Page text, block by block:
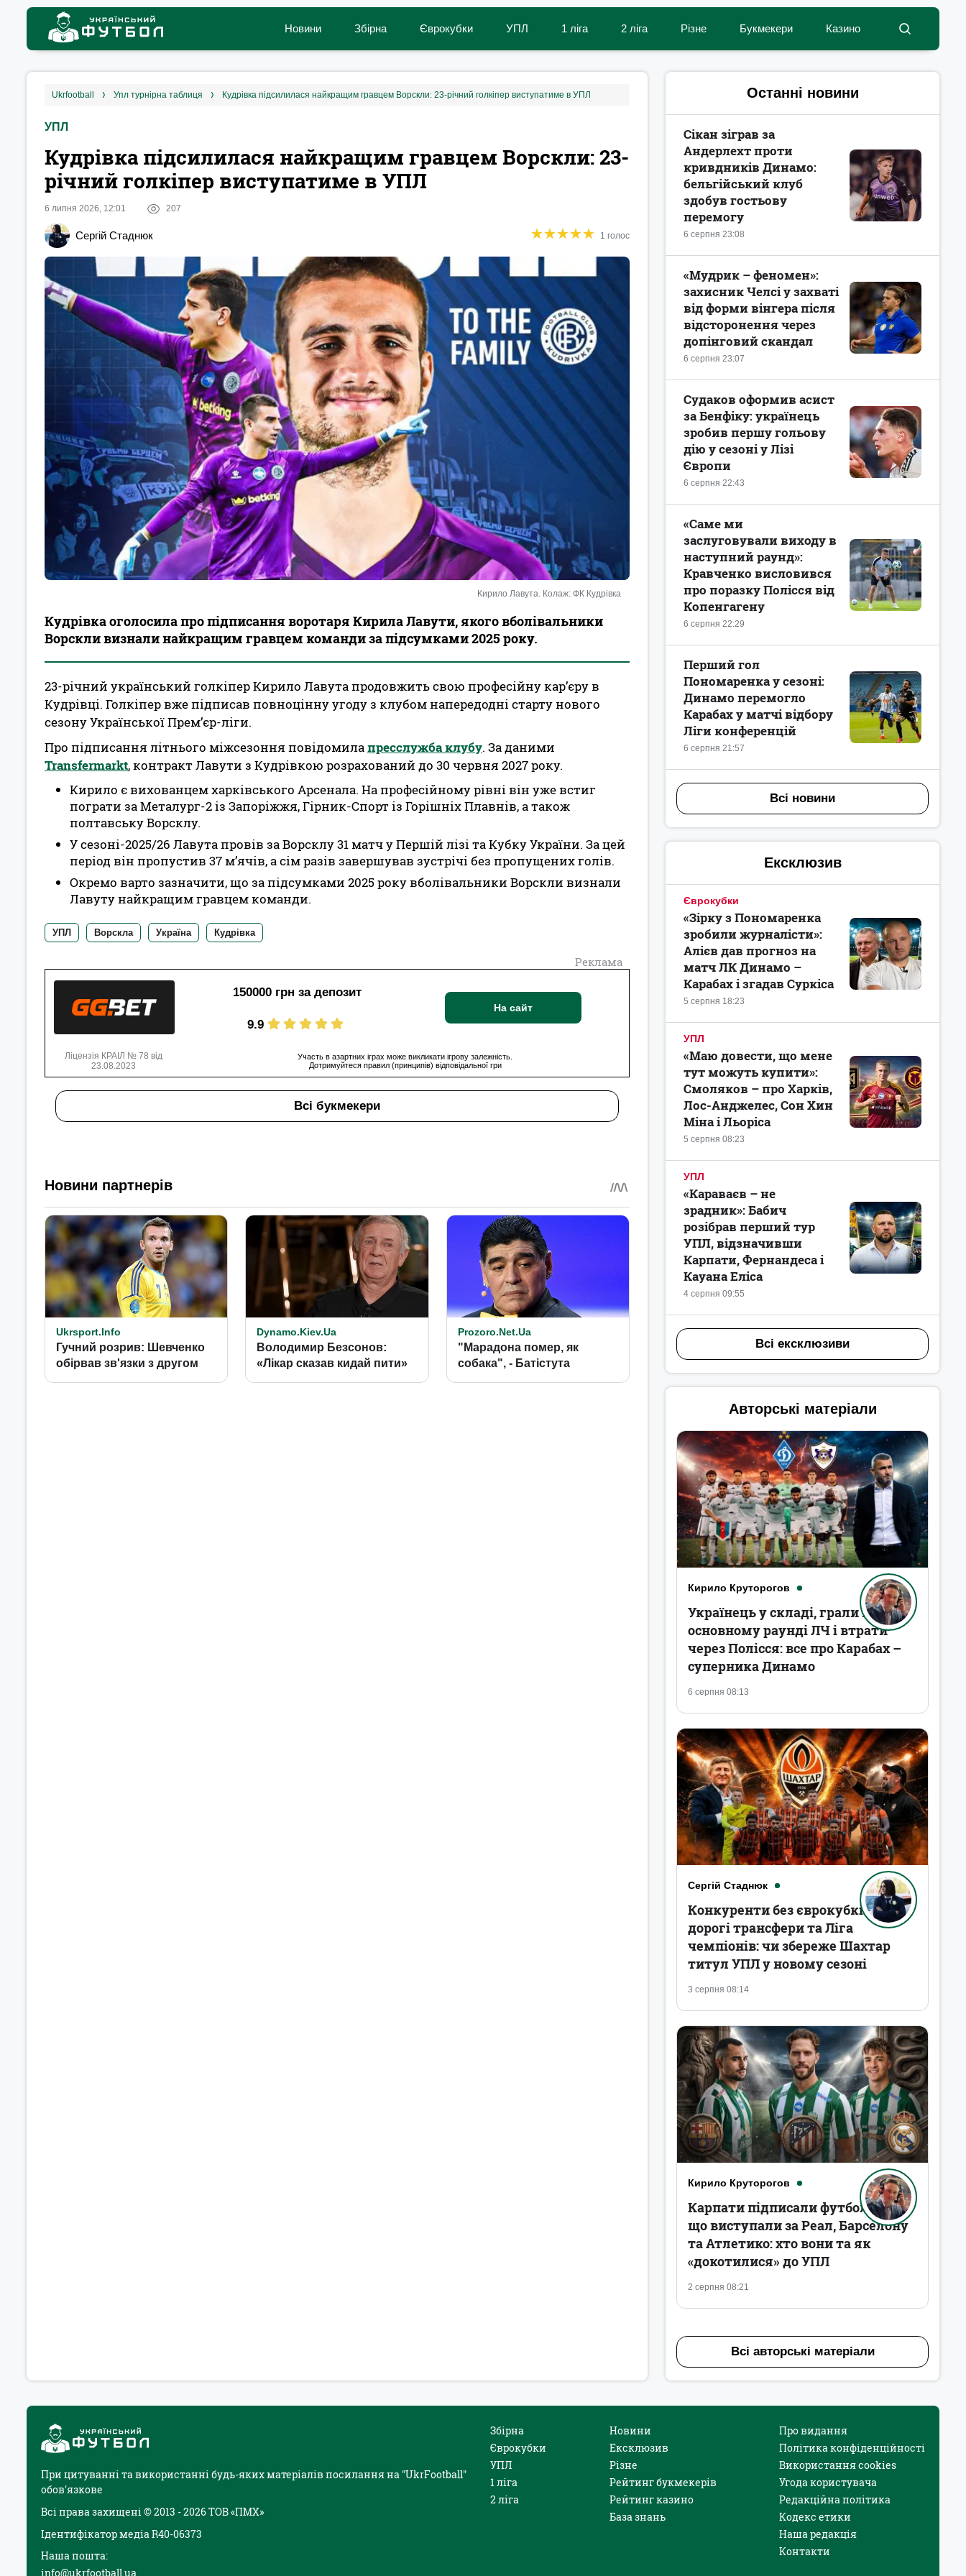
Новини Збірна Єврокубки УПЛ 1 ліга 2 ліга Різне Букмекери Казино
ukrfootball упл турнірна таблиця Кудрівка підсилилася найкращим гравцем Ворскли: 23-річний голкіпер виступатиме в УПЛ
УПЛ
Кудрівка підсилилася найкращим гравцем Ворскли: 23-
річний голкіпер виступатиме в УПЛ
6 липня 2026, 12:01 207
Сергій Стаднюк ★★★★★
★★★★★ 1 голос
Кирило Лавута. Колаж: ФК Кудрівка
Кудрівка оголосила про підписання воротаря Кирила Лавути, якого вболівальники
Ворскли визнали найкращим гравцем команди за підсумками 2025 року.
23-річний український голкіпер Кирило Лавута продовжить свою професійну кар’єру в
Кудрівці. Голкіпер вже підписав повноцінну угоду з клубом напередодні старту нового
сезону Української Прем’єр-ліги.
Про підписання літнього міжсезоння повідомилапресслужба клубу. За даними
Transfermarkt, контракт Лавути з Кудрівкою розрахований до 30 червня 2027 року.
Кирило є вихованцем харківського Арсенала. На професійному рівні він уже встиг
пограти за Металург-2 із Запоріжжя, Гірник-Спорт із Горішніх Плавнів, а також
полтавську Ворсклу.
У сезоні-2025/26 Лавута провів за Ворсклу 31 матч у Першій лізі та Кубку України. За цей
період він пропустив 37 м’ячів, а сім разів завершував зустрічі без пропущених голів.
Окремо варто зазначити, що за підсумками 2025 року вболівальники Ворскли визнали
Лавуту найкращим гравцем команди.
УПЛ Ворскла Україна Кудрівка
Реклама
150000 грн за депозит
9.9
На сайт
Ліцензія КРАІЛ № 78 від
23.08.2023
Участь в азартних іграх може викликати ігрову залежність.
Дотримуйтеся правил (принципів) відповідальної гри
Всі букмекери
Останні новини
6 серпня 23:08
Сікан зіграв за
Андерлехт проти
кривдників Динамо:
бельгійський клуб
здобув гостьову
перемогу
6 серпня 23:07
«Мудрик – феномен»:
захисник Челсі у захваті
від форми вінгера після
відсторонення через
допінговий скандал
6 серпня 22:43
Судаков оформив асист
за Бенфіку: українець
зробив першу гольову
дію у сезоні у Лізі
Європи
6 серпня 22:29
«Саме ми
заслуговували виходу в
наступний раунд»:
Кравченко висловився
про поразку Полісся від
Копенгагену
6 серпня 21:57
Перший гол
Пономаренка у сезоні:
Динамо перемогло
Карабах у матчі відбору
Ліги конференцій
Всі новини
Ексклюзив
Єврокубки
5 серпня 18:23
«Зірку з Пономаренка
зробили журналісти»:
Алієв дав прогноз на
матч ЛК Динамо –
Карабах і згадав Суркіса
УПЛ
5 серпня 08:23
«Маю довести, що мене
тут можуть купити»:
Смоляков – про Харків,
Лос-Анджелес, Сон Хин
Міна і Льоріса
УПЛ
4 серпня 09:55
«Караваєв – не
зрадник»: Бабич
розібрав перший тур
УПЛ, відзначивши
Карпати, Фернандеса і
Кауана Еліса
Всі ексклюзиви
Авторські матеріали
Кирило Круторогов
6 серпня 08:13
Українець у складі, грали в
основному раунді ЛЧ і втрати
через Полісся: все про Карабах –
суперника Динамо
Сергій Стаднюк
3 серпня 08:14
Конкуренти без єврокубків,
дорогі трансфери та Ліга
чемпіонів: чи збереже Шахтар
титул УПЛ у новому сезоні
Кирило Круторогов
2 серпня 08:21
Карпати підписали футболістів,
що виступали за Реал, Барселону
та Атлетико: хто вони та як
«докотилися» до УПЛ
Всі авторські матеріали
При цитуванні та використанні будь-яких матеріалів посилання на "UkrFootball"
обов'язкове
Всі права захищені © 2013 - 2026 ТОВ «ПМХ»
Ідентифікатор медіа R40-06373
Наша пошта:
info@ukrfootball.ua
Збірна
Єврокубки
УПЛ
1 ліга
2 ліга
Новини
Ексклюзив
Різне
Рейтинг букмекерів
Рейтинг казино
База знань
Про видання
Політика конфіденційності
Використання cookies
Угода користувача
Редакційна політика
Кодекс етики
Наша редакція
Контакти